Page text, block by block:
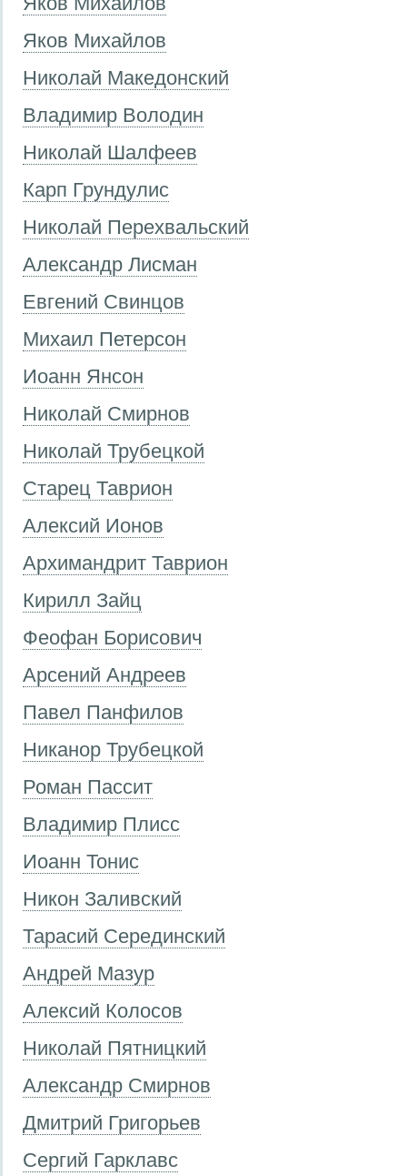
Яков Михайлов
Николай Македонский
Владимир Володин
Николай Шалфеев
Карп Грундулис
Николай Перехвальский
Александр Лисман
Евгений Свинцов
Михаил Петерсон
Иоанн Янсон
Николай Смирнов
Николай Трубецкой
Старец Таврион
Алексий Ионов
Архимандрит Таврион
Кирилл Зайц
Феофан Борисович
Арсений Андреев
Павел Панфилов
Никанор Трубецкой
Роман Пассит
Владимир Плисс
Иоанн Тонис
Никон Заливский
Тарасий Серединский
Андрей Мазур
Алексий Колосов
Николай Пятницкий
Александр Смирнов
Дмитрий Григорьев
Сергий Гарклавс